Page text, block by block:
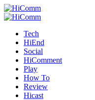
Tech
HiEnd
Social
HiComment
Play
How To
Review
Hicast